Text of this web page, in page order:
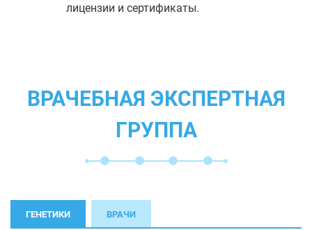
лицензии и сертификаты.
ВРАЧЕБНАЯ ЭКСПЕРТНАЯ
ГРУППА
ГЕНЕТИКИ ВРАЧИ